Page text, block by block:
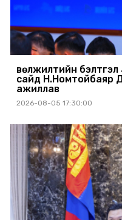
Өвөлжилтийн
сайд Н.Номтойбаяр
ажиллав
2026-08-05 17:30:00